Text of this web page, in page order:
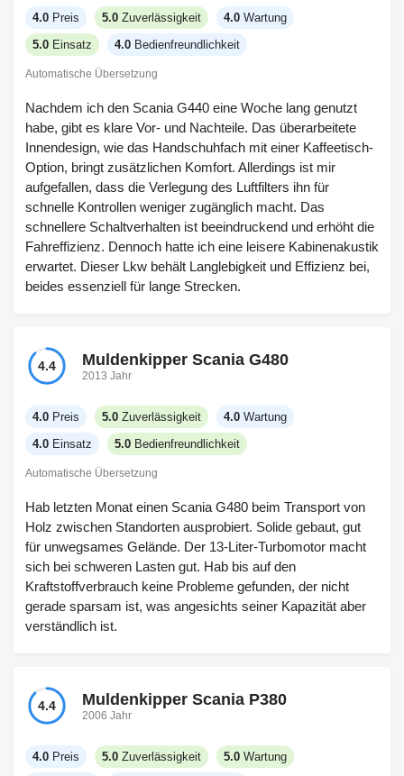
4.0 Preis 5.0 Zuverlässigkeit 4.0 Wartung
5.0 Einsatz 4.0 Bedienfreundlichkeit
Automatische Übersetzung
Nachdem ich den Scania G440 eine Woche lang genutzt
habe, gibt es klare Vor- und Nachteile. Das überarbeitete
Innendesign, wie das Handschuhfach mit einer Kaffeetisch-
Option, bringt zusätzlichen Komfort. Allerdings ist mir
aufgefallen, dass die Verlegung des Luftfilters ihn für
schnelle Kontrollen weniger zugänglich macht. Das
schnellere Schaltverhalten ist beeindruckend und erhöht die
Fahreffizienz. Dennoch hatte ich eine leisere Kabinenakustik
erwartet. Dieser Lkw behält Langlebigkeit und Effizienz bei,
beides essenziell für lange Strecken.
4.4 Muldenkipper Scania G480
2013 Jahr
4.0 Preis 5.0 Zuverlässigkeit 4.0 Wartung
4.0 Einsatz 5.0 Bedienfreundlichkeit
Automatische Übersetzung
Hab letzten Monat einen Scania G480 beim Transport von
Holz zwischen Standorten ausprobiert. Solide gebaut, gut
für unwegsames Gelände. Der 13-Liter-Turbomotor macht
sich bei schweren Lasten gut. Hab bis auf den
Kraftstoffverbrauch keine Probleme gefunden, der nicht
gerade sparsam ist, was angesichts seiner Kapazität aber
verständlich ist.
4.4 Muldenkipper Scania P380
2006 Jahr
4.0 Preis 5.0 Zuverlässigkeit 5.0 Wartung